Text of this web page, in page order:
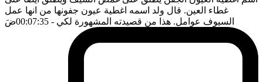
غطاء العين. قال ولد اسمه اغطية عيون جفونها من انها عمل
السيوف عوامل. هذا من قصيدته المشهورة لكي - 00:07:35 ضَ